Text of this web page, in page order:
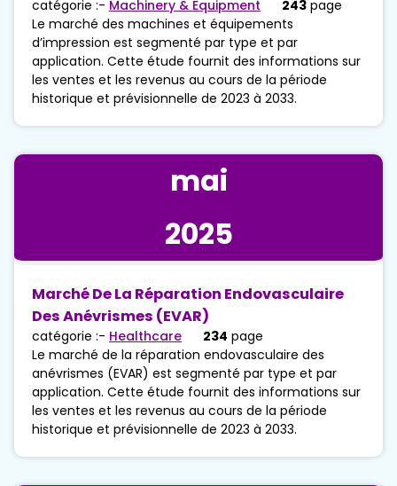
catégorie :- Machinery & Equipment 243 page
Le marché des machines et équipements
d’impression est segmenté par type et par
application. Cette étude fournit des informations sur
les ventes et les revenus au cours de la période
historique et prévisionnelle de 2023 à 2033.
mai
2025
Marché De La Réparation Endovasculaire
Des Anévrismes (EVAR)
catégorie :- Healthcare 234 page
Le marché de la réparation endovasculaire des
anévrismes (EVAR) est segmenté par type et par
application. Cette étude fournit des informations sur
les ventes et les revenus au cours de la période
historique et prévisionnelle de 2023 à 2033.